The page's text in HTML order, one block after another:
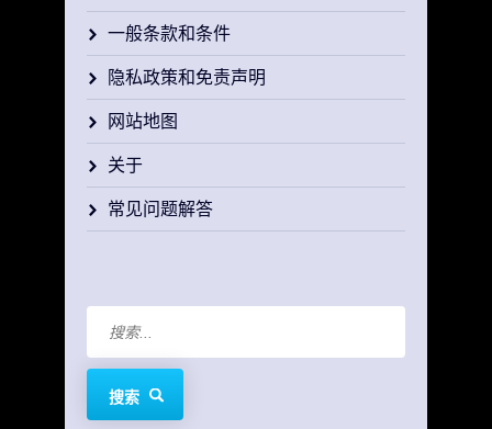
一般条款和条件
隐私政策和免责声明
网站地图
关于
常见问题解答
搜索